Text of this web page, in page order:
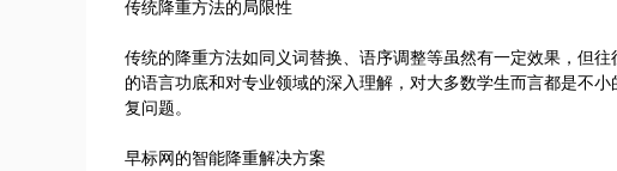
传统降重方法的局限性
传统的降重方法如同义词替换、语序调整等虽然有一定效果，但
的语言功底和对专业领域的深入理解，对大多数学生而言都是不
复问题。
早标网的智能降重解决方案